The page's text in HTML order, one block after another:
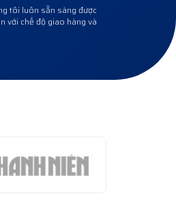
tôi luôn sẵn sàng được
với chế độ giao hàng và